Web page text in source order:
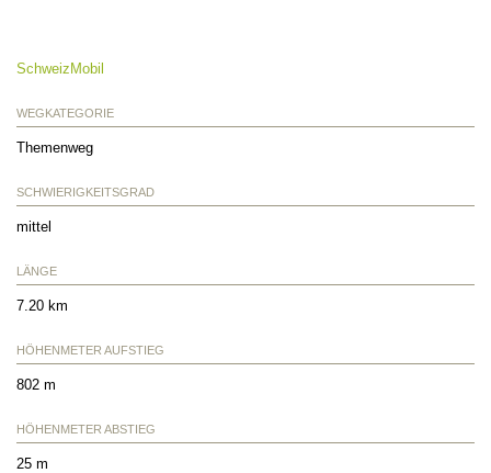
SchweizMobil
WEGKATEGORIE
Themenweg
SCHWIERIGKEITSGRAD
mittel
LÄNGE
7.20 km
HÖHENMETER AUFSTIEG
802 m
HÖHENMETER ABSTIEG
25 m